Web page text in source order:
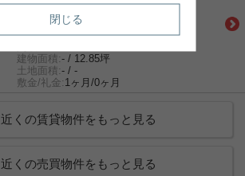
山手線「駒込」駅 徒歩7分
都営三田線「千石」駅 徒歩13分
16.2万円
建物面積:- / 12.85坪
土地面積:- / -
敷金/礼金: 1ヶ月/0ヶ月
近くの賃貸物件をもっと見る
近くの売買物件をもっと見る
閉じる